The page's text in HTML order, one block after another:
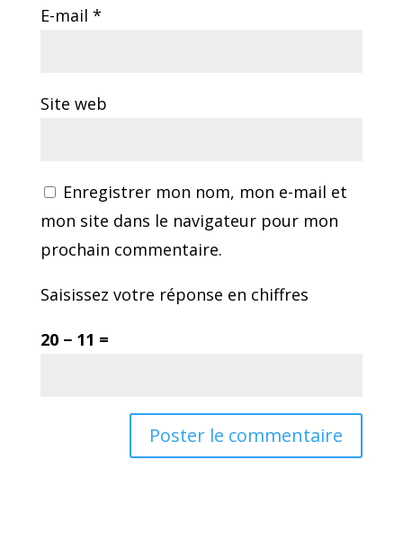
E-mail *
Site web
Enregistrer mon nom, mon e-mail et
mon site dans le navigateur pour mon
prochain commentaire.
Saisissez votre réponse en chiffres
20 − 11 =